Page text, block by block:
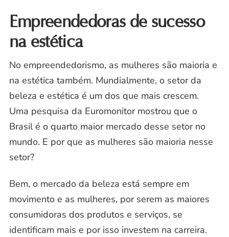
Empreendedoras de sucesso
na estética
No empreendedorismo, as mulheres são maioria e
na estética também. Mundialmente, o setor da
beleza e estética é um dos que mais crescem.
Uma pesquisa da Euromonitormostrou que o
Brasil é o quarto maior mercado desse setor no
mundo. E por que as mulheres são maioria nesse
setor?
Bem, o mercado da beleza está sempre em
movimento e as mulheres, por serem as maiores
consumidoras dos produtos e serviços, se
identificam mais e por isso investem na carreira.